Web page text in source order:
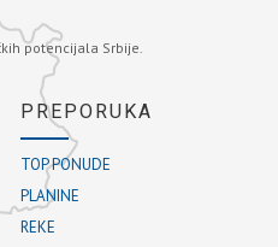
potencijala Srbije.
PREPORUKA
TOP PONUDE
PLANINE
REKE